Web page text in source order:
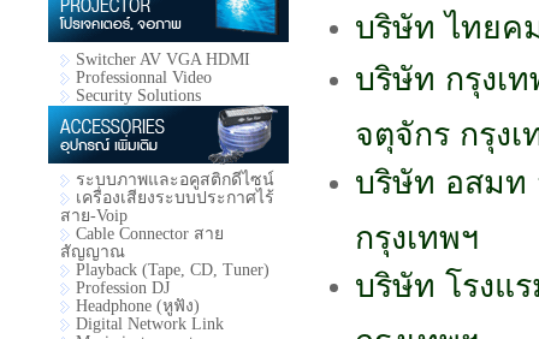
Switcher AV VGA HDMI
Professionnal Video
Security Solutions
ระบบภาพและอคูสติกดีไซน์
เครื่องเสียงระบบประกาศไร้
สาย-Voip
Cable Connector สาย
สัญญาณ
Playback (Tape, CD, Tuner)
Profession DJ
Headphone (หูฟัง)
Digital Network Link
บริษัท ไทยค
บริษัท กรุงเ
จตุจักร กรุงเ
บริษัท อสมท
กรุงเทพฯ
บริษัท โรง